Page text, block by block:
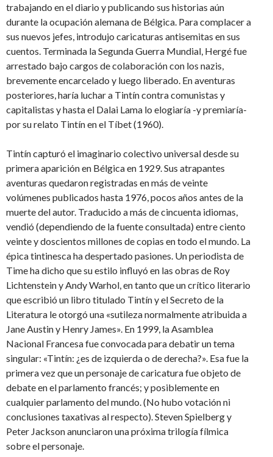
trabajando en el diario y publicando sus historias aún
durante la ocupación alemana de Bélgica. Para complacer a
sus nuevos jefes, introdujo caricaturas antisemitas en sus
cuentos. Terminada la Segunda Guerra Mundial, Hergé fue
arrestado bajo cargos de colaboración con los nazis,
brevemente encarcelado y luego liberado. En aventuras
posteriores, haría luchar a Tintín contra comunistas y
capitalistas y hasta el Dalai Lama lo elogiaría -y premiaría-
por su relato Tintín en el Tíbet (1960).
Tintín capturó el imaginario colectivo universal desde su
primera aparición en Bélgica en 1929. Sus atrapantes
aventuras quedaron registradas en más de veinte
volúmenes publicados hasta 1976, pocos años antes de la
muerte del autor. Traducido a más de cincuenta idiomas,
vendió (dependiendo de la fuente consultada) entre ciento
veinte y doscientos millones de copias en todo el mundo. La
épica tintinesca ha despertado pasiones. Un periodista de
Time ha dicho que su estilo influyó en las obras de Roy
Lichtenstein y Andy Warhol, en tanto que un crítico literario
que escribió un libro titulado Tintín y el Secreto de la
Literatura le otorgó una «sutileza normalmente atribuida a
Jane Austin y Henry James». En 1999, la Asamblea
Nacional Francesa fue convocada para debatir un tema
singular: «Tintín: ¿es de izquierda o de derecha?». Esa fue la
primera vez que un personaje de caricatura fue objeto de
debate en el parlamento francés; y posiblemente en
cualquier parlamento del mundo. (No hubo votación ni
conclusiones taxativas al respecto). Steven Spielberg y
Peter Jackson anunciaron una próxima trilogía fílmica
sobre el personaje.